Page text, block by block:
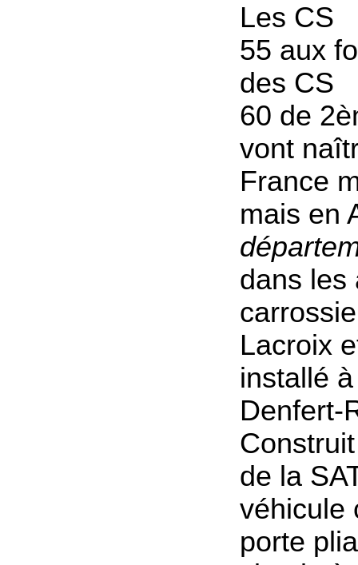
Les CS
55 aux
des CS
60 de
vont
France
mais en
dans les
Lacroix
installé
Denfert-
de la
véhicule
porte